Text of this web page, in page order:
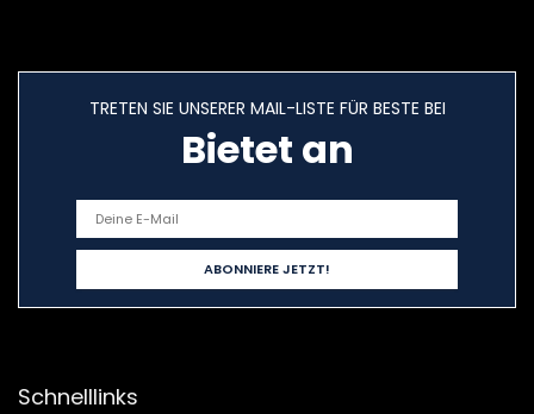
TRETEN SIE UNSERER MAIL-LISTE FÜR BESTE BEI
Bietet an
Schnelllinks